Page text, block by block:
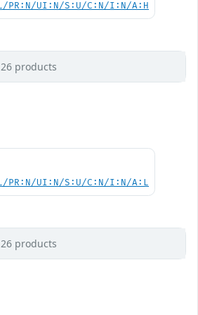
PR:N/UI:N/S:U/C:N/I:N/A:H
26 products
PR:N/UI:N/S:U/C:N/I:N/A:L
26 products